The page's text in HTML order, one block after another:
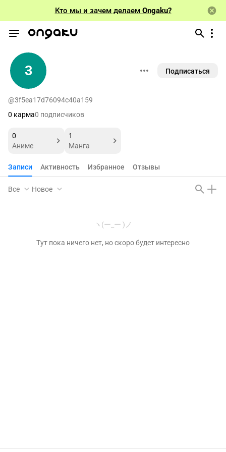
Кто мы и зачем делаем Ongaku?
3 Подписаться
@3f5ea17d76094c40a159
0 карма0 подписчиков
0
Аниме
1
Манга
Записи Активность Избранное Отзывы
Все Новое
ヽ(ー_ー )ノ
Тут пока ничего нет, но скоро будет интересно